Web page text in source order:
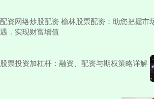
配资网络炒股配资 榆林股票配资：助您把握市
遇，实现财富增值
股票投资加杠杆：融资、配资与期权策略详解